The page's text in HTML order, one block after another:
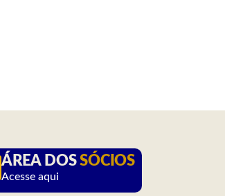
ÁREA DOSSÓCIOS
Acesse aqui